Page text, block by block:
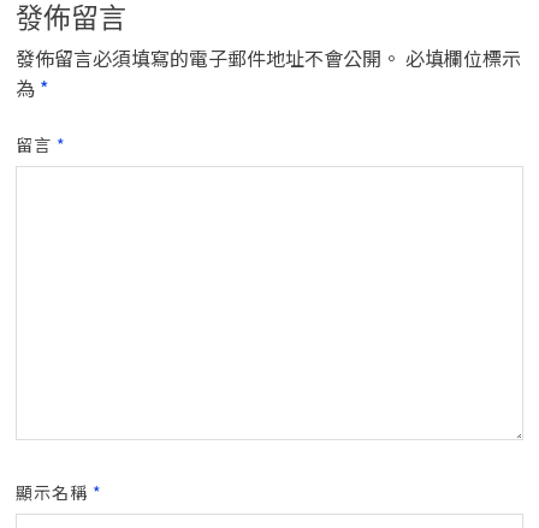
發佈留言
發佈留言必須填寫的電子郵件地址不會公開。 必填欄位標示
為 *
留言 *
顯示名稱 *